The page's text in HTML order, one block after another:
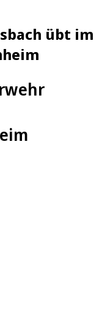
übt im